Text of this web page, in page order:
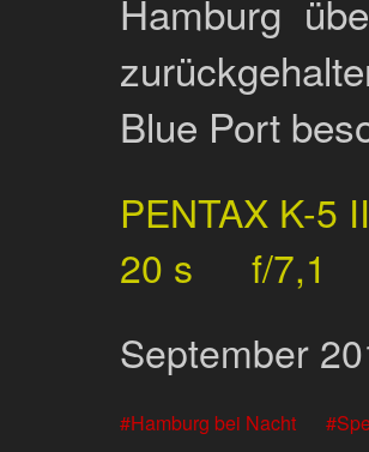
Hamburg
Blue Port
PENTAX K-5 II
20 s
f/7,1
September
Hamburg bei Nacht